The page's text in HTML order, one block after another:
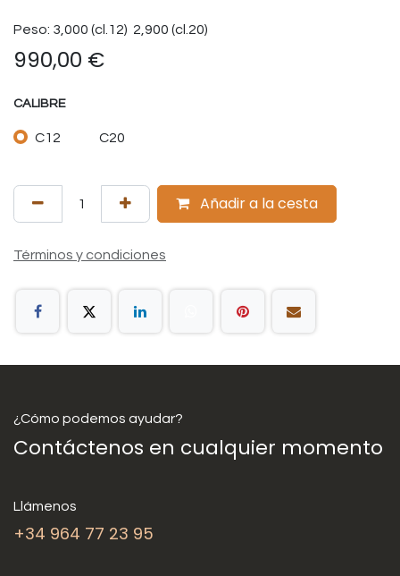
Peso: 3,000 (cl.12) 2,900 (cl.20)
990,00 €
CALIBRE
C12 C20
Añadir a la cesta
Términos y condiciones
¿Cómo podemos ayudar?
Contáctenos en cualquier momento
Llámenos
+34 964 77 23 95